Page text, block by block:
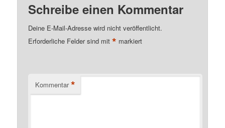
Schreibe einen Kommentar
Deine E-Mail-Adresse wird nicht veröffentlicht.
Erforderliche Felder sind mit* markiert
Kommentar *